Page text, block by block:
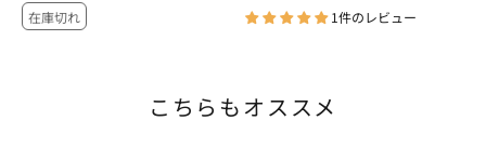
在庫切れ
1件のレビュー